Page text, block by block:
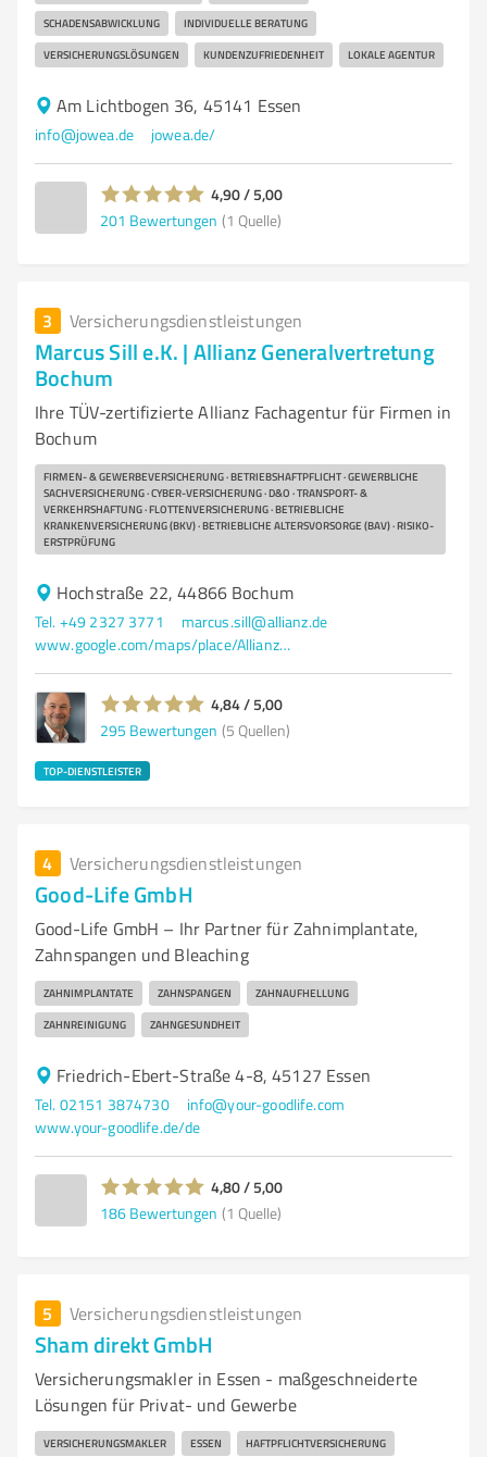
SCHADENSABWICKLUNG INDIVIDUELLE BERATUNG
VERSICHERUNGSLÖSUNGEN KUNDENZUFRIEDENHEIT LOKALE AGENTUR
Am Lichtbogen 36, 45141 Essen
info@jowea.de jowea.de/
4,90 / 5,00
201 Bewertungen (1 Quelle)
3 Versicherungsdienstleistungen
Marcus Sill e.K. | Allianz Generalvertretung
Bochum
Ihre TÜV-zertifizierte Allianz Fachagentur für Firmen in
Bochum
FIRMEN- & GEWERBEVERSICHERUNG · BETRIEBSHAFTPFLICHT · GEWERBLICHE
SACHVERSICHERUNG · CYBER-VERSICHERUNG · D&O · TRANSPORT- &
VERKEHRSHAFTUNG · FLOTTENVERSICHERUNG · BETRIEBLICHE
KRANKENVERSICHERUNG (BKV) · BETRIEBLICHE ALTERSVORSORGE (BAV) · RISIKO-
ERSTPRÜFUNG
Hochstraße 22, 44866 Bochum
Tel. +49 2327 3771
marcus.sill@allianz.de
www.google.com/maps/place/Allianz+Marcus+Sill+e.K.+%7C+Versicherungen+-+Baufinanzierungen+-+Altersvorsorge/@51.479977,7.1379005,17z/data=!4m19!1m13!4m12!1m4!2m2!1d7.1400774!2d51.4799403!4e1!1m6!1m2!1s0x47b8e0a6322ee559:0xd339bcbc9d9fe1a7!2sallianz+marcus+sill!2m2!1d7.140151!2d51.4799557!3m4!1s0x47b8e0a6322ee559:0xd339bcbc9d9fe1a7!8m2!3d51.4799557!4d7.140151
4,84 / 5,00
295 Bewertungen (5 Quellen)
TOP-DIENSTLEISTER
4 Versicherungsdienstleistungen
Good-Life GmbH
Good-Life GmbH – Ihr Partner für Zahnimplantate,
Zahnspangen und Bleaching
ZAHNIMPLANTATE ZAHNSPANGEN ZAHNAUFHELLUNG
ZAHNREINIGUNG ZAHNGESUNDHEIT
Friedrich-Ebert-Straße 4-8, 45127 Essen
Tel. 02151 3874730
info@your-goodlife.com
www.your-goodlife.de/de
4,80 / 5,00
186 Bewertungen (1 Quelle)
5 Versicherungsdienstleistungen
Sham direkt GmbH
Versicherungsmakler in Essen - maßgeschneiderte
Lösungen für Privat- und Gewerbe
VERSICHERUNGSMAKLER ESSEN HAFTPFLICHTVERSICHERUNG